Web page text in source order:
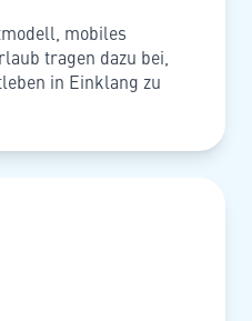
mobiles
tragen dazu bei,
in Einklang zu